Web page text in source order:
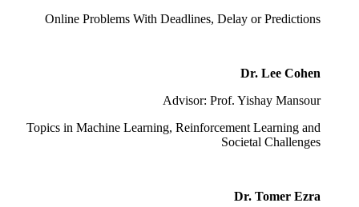
Online Problems With Deadlines, Delay or Predictions
Dr. Lee Cohen
Advisor: Prof. Yishay Mansour
Topics in Machine Learning, Reinforcement Learning and
Societal Challenges
Dr. Tomer Ezra